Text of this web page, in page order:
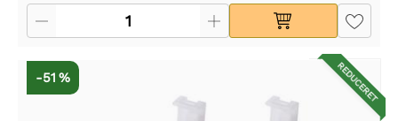
REDUCERET
-51 %